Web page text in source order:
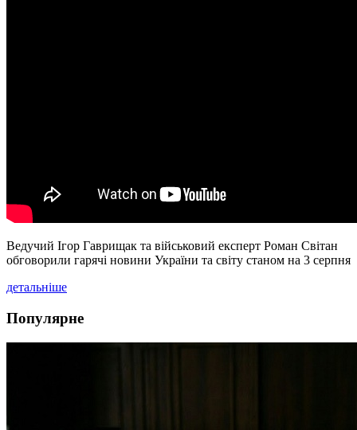
Ведучий Ігор Гаврищак та військовий експерт Роман Світан
обговорили гарячі новини України та світу станом на 3 серпня
детальніше
Популярне